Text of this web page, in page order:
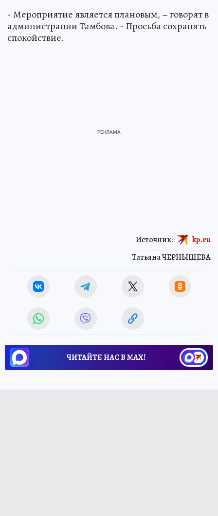
- Мероприятие является плановым, – говорят в
администрации Тамбова. - Просьба сохранять
спокойствие.
Татьяна ЧЕРНЫШЕВА
Источник: kp.ru
ЧИТАЙТЕ НАС В МАХ!